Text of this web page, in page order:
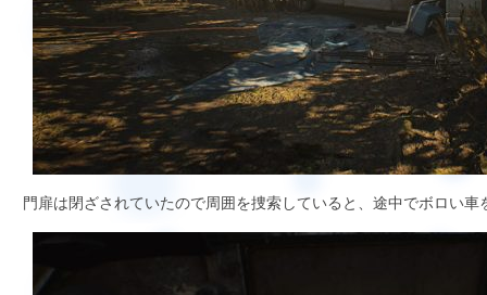
門扉は閉ざされていたので周囲を捜索していると、途中でボロい車